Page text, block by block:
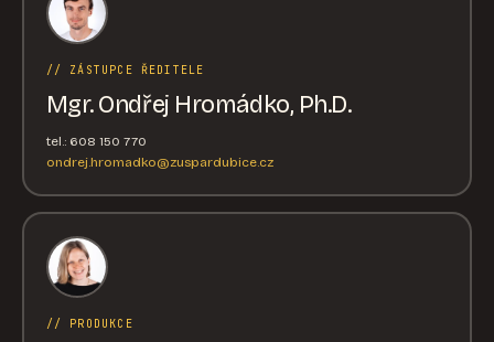
// ZÁSTUPCE ŘEDITELE
Mgr. Ondřej Hromádko, Ph.D.
tel.: 608 150 770
ondrej.hromadko@zuspardubice.cz
// PRODUKCE